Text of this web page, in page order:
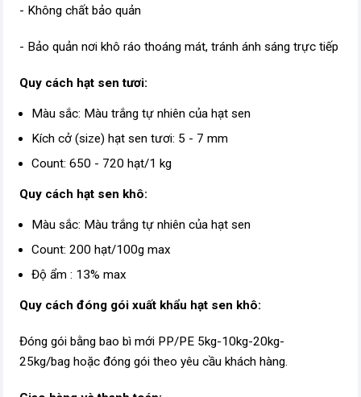
- Không chất bảo quản
- Bảo quản nơi khô ráo thoáng mát, tránh ánh sáng trực tiếp
Quy cách hạt sen tươi:
Màu sắc: Màu trắng tự nhiên của hạt sen
Kích cở (size) hạt sen tươi: 5 - 7 mm
Count: 650 - 720 hạt/1 kg
Quy cách hạt sen khô:
Màu sắc: Màu trắng tự nhiên của hạt sen
Count: 200 hạt/100g max
Độ ẩm : 13% max
Quy cách đóng gói xuất khẩu hạt sen khô:
Đóng gói bằng bao bì mới PP/PE 5kg-10kg-20kg-
25kg/bag hoặc đóng gói theo yêu cầu khách hàng.